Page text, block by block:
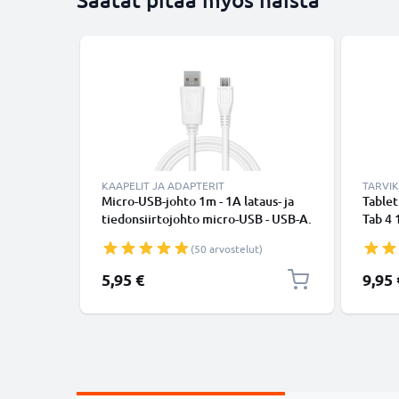
KAAPELIT JA ADAPTERIT
Micro-USB-johto 1m - 1A lataus- ja
tiedonsiirtojohto micro-USB - USB-A.
(50 arvostelut)
5,95 €
Tab 4
9,95